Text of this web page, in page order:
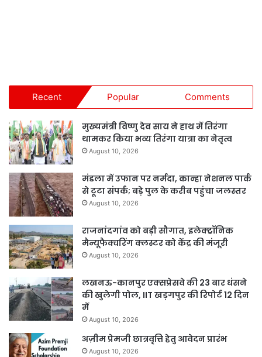
Recent Popular Comments
मुख्यमंत्री विष्णु देव साय ने हाथ में तिरंगा
थामकर किया भव्य तिरंगा यात्रा का नेतृत्व
August 10, 2026
मंडला में उफान पर नर्मदा, कान्हा नेशनल पार्क
से टूटा संपर्क; बड़े पुल के करीब पहुंचा जलस्तर
August 10, 2026
राजनांदगांव को बड़ी सौगात, इलेक्ट्रॉनिक
मैन्यूफैक्चरिंग क्लस्टर को केंद्र की मंजूरी
August 10, 2026
लखनऊ-कानपुर एक्सप्रेसवे की 23 बार धंसने
की खुलेगी पोल, IIT खड़गपुर की रिपोर्ट 12 दिन
में
August 10, 2026
अज़ीम प्रेमजी छात्रवृत्ति हेतु आवेदन प्रारंभ
August 10, 2026